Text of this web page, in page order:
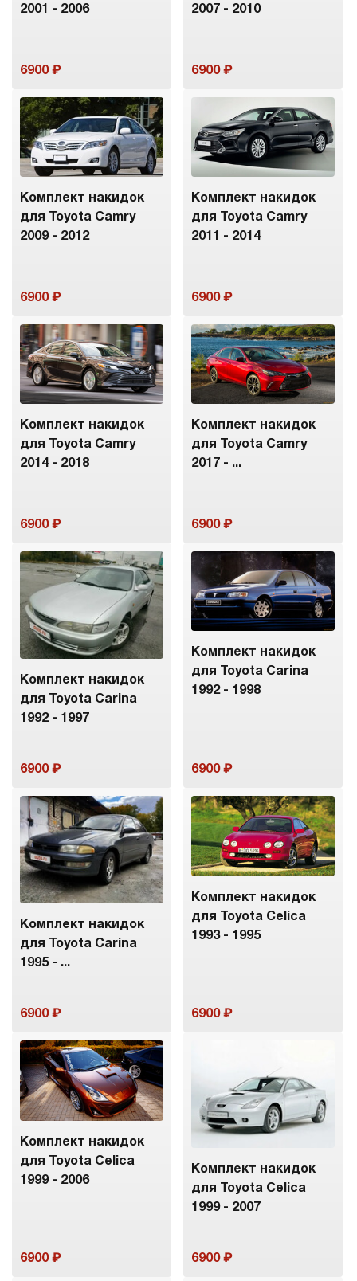
2001 - 2006
6900
2007 - 2010
6900
Комплект накидок
для Toyota Camry
2009 - 2012
6900
Комплект накидок
для Toyota Camry
2011 - 2014
6900
Комплект накидок
для Toyota Camry
2014 - 2018
6900
Комплект накидок
для Toyota Camry
2017 - ...
6900
Комплект накидок
для Toyota Carina
1992 - 1997
6900
Комплект накидок
для Toyota Carina
1992 - 1998
6900
Комплект накидок
для Toyota Carina
1995 - ...
6900
Комплект накидок
для Toyota Celica
1993 - 1995
6900
Комплект накидок
для Toyota Celica
1999 - 2006
6900
Комплект накидок
для Toyota Celica
1999 - 2007
6900